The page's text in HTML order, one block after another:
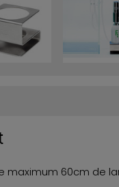
maximum 60cm de